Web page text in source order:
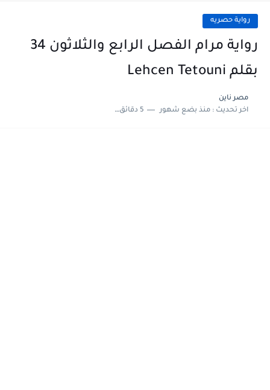
رواية حصريه
رواية مرام الفصل الرابع والثلاثون 34
بقلم Lehcen Tetouni
مصر ناين
اخر تحديث :منذ بضع شهور 5 دقائق للقراءة